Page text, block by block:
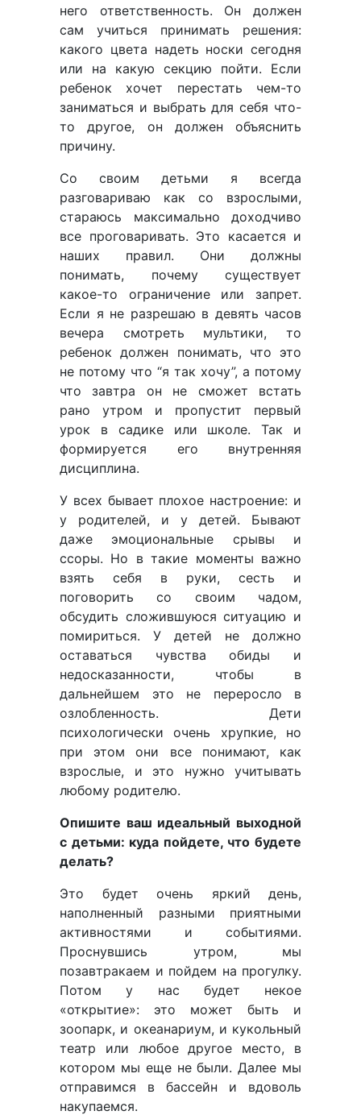
него ответственность. Он должен
сам учиться принимать решения:
какого цвета надеть носки сегодня
или на какую секцию пойти. Если
ребенок хочет перестать чем-то
заниматься и выбрать для себя что-
то другое, он должен объяснить
причину.
Со своим детьми я всегда
разговариваю как со взрослыми,
стараюсь максимально доходчиво
все проговаривать. Это касается и
наших правил. Они должны
понимать, почему существует
какое-то ограничение или запрет.
Если я не разрешаю в девять часов
вечера смотреть мультики, то
ребенок должен понимать, что это
не потому что “я так хочу”, а потому
что завтра он не сможет встать
рано утром и пропустит первый
урок в садике или школе. Так и
формируется его внутренняя
дисциплина.
У всех бывает плохое настроение: и
у родителей, и у детей. Бывают
даже эмоциональные срывы и
ссоры. Но в такие моменты важно
взять себя в руки, сесть и
поговорить со своим чадом,
обсудить сложившуюся ситуацию и
помириться. У детей не должно
оставаться чувства обиды и
недосказанности, чтобы в
дальнейшем это не переросло в
озлобленность. Дети
психологически очень хрупкие, но
при этом они все понимают, как
взрослые, и это нужно учитывать
любому родителю.
Опишите ваш идеальный выходной
с детьми: куда пойдете, что будете
делать?
Это будет очень яркий день,
наполненный разными приятными
активностями и событиями.
Проснувшись утром, мы
позавтракаем и пойдем на прогулку.
Потом у нас будет некое
«открытие»: это может быть и
зоопарк, и океанариум, и кукольный
театр или любое другое место, в
котором мы еще не были. Далее мы
отправимся в бассейн и вдоволь
накупаемся.